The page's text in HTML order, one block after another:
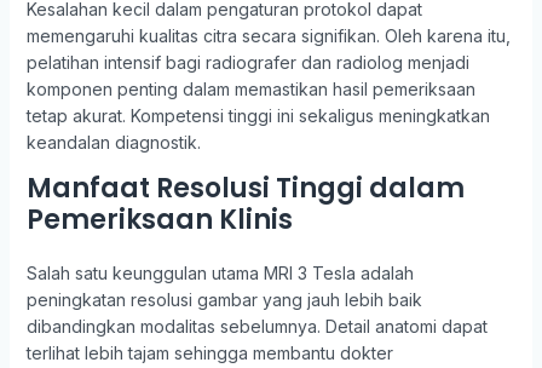
Kesalahan kecil dalam pengaturan protokol dapat
memengaruhi kualitas citra secara signifikan. Oleh karena itu,
pelatihan intensif bagi radiografer dan radiolog menjadi
komponen penting dalam memastikan hasil pemeriksaan
tetap akurat. Kompetensi tinggi ini sekaligus meningkatkan
keandalan diagnostik.
Manfaat Resolusi Tinggi dalam
Pemeriksaan Klinis
Salah satu keunggulan utama MRI 3 Tesla adalah
peningkatan resolusi gambar yang jauh lebih baik
dibandingkan modalitas sebelumnya. Detail anatomi dapat
terlihat lebih tajam sehingga membantu dokter